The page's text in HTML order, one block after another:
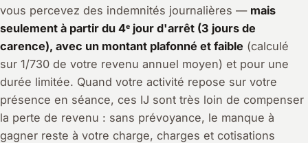
vous percevez des indemnités journalières — mais
seulement à partir du 4ᵉ jour d'arrêt (3 jours de
carence), avec un montant plafonné et faible (calculé
sur 1/730 de votre revenu annuel moyen) et pour une
durée limitée. Quand votre activité repose sur votre
présence en séance, ces IJ sont très loin de compenser
la perte de revenu : sans prévoyance, le manque à
gagner reste à votre charge, charges et cotisations